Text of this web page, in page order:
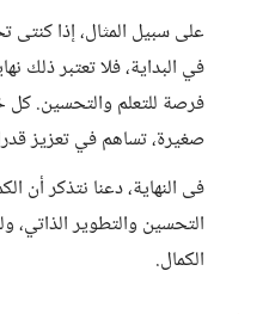
على سبيل المثال، إذا
في البداية، فلا تعتبر ذلك
فرصة للتعلم والتحسين. كل
صغيرة، تساهم في تعزيز
فى النهاية، دعنا نتذكر أن
التحسين والتطوير
الكمال.